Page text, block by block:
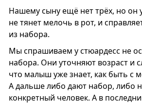
Нашему сыну ещё нет трёх, но он
не тянет мелочь в рот, и
из набора.
Мы спрашиваем у стюардесс не
набора. Они уточняют возраст и
что малыш уже знает, как быть с
А дальше либо дают набор, либо
конкретный человек. А в